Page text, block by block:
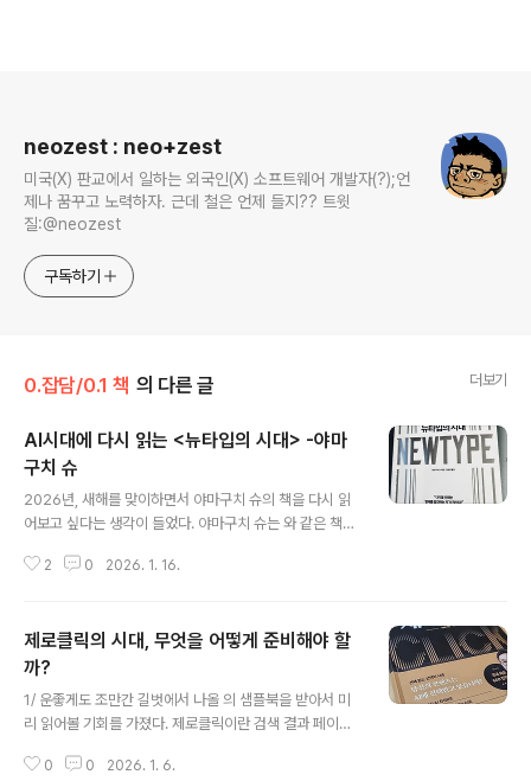
neozest : neo+zest
미국(X) 판교에서 일하는 외국인(X) 소프트웨어 개발자(?);언
제나 꿈꾸고 노력하자. 근데 철은 언제 들지?? 트윗
질:@neozest
구독하기
0.잡담/0.1 책 의 다른 글 더보기
AI시대에 다시 읽는 <뉴타입의 시대> -야마
구치 슈
2026년, 새해를 맞이하면서 야마구치 슈의 책을 다시 읽
어보고 싶다는 생각이 들었다. 야마구치 슈는 와 같은 책을
어내는 작가라 생각한다. 다시 꺼내서 읽은 책은 이다. 201
근무가 확산되던 때 미래에 대한 모습을 조망한 책이었다.
그런데 이번에 다시 읽으면서 흥미로웠던 점은 코로나 뿐
만 아니라 AI 역시 뉴타입에 비슷한 영향을 미치고 있다는
생각이 들었다. 그래서 AI가 가져온 변화를 중심에 두고 올
야 할지를 생각하면서 읽었다. 여전히 유용한 내용이 많았
2 0 2026. 1. 16.
제로클릭의 시대, 무엇을 어떻게 준비해야 할
까?
1/ 운좋게도 조만간 길벗에서 나올 의 샘플북을 받아서 미
리 읽어볼 기회를 가졌다. 제로클릭이란 검색 결과 페이지
요약된 내용만으로 검색 행동을 종료하는 것을 말한다. 어
0 0 2026. 1. 6.